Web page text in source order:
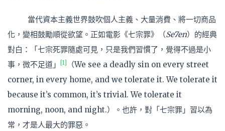
當代資本主義世界鼓吹個人主義、大量消費、將一切商品
化，變相鼓勵順從欲望。正如電影《七宗罪》（Se7en）的經典
對白：「七宗死罪隨處可見，只是我們習慣了，覺得不過是小
事，微不足道」
[1]
（We see a deadly sin on every street
corner, in every home, and we tolerate it. We tolerate it
because it’s common, it’s trivial. We tolerate it
morning, noon, and night.）。也許，對「七宗罪」習以為
常，才是人最大的罪惡。